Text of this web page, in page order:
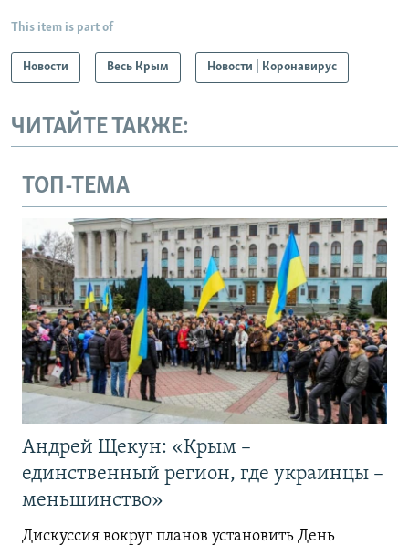
This item is part of
Новости Весь Крым Новости | Коронавирус
ЧИТАЙТЕ ТАКЖЕ:
ТОП-ТЕМА
Андрей Щекун: «Крым –
единственный регион, где украинцы –
меньшинство»
Дискуссия вокруг планов установить День